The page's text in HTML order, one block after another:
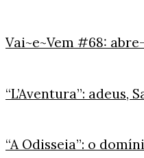
Vai~e~Vem #68:
“L’Aventura”: adeus,
“A Odisseia”: o